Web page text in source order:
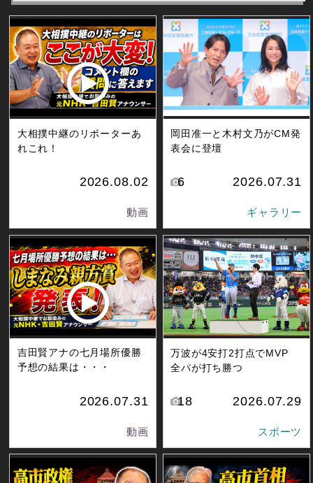
大相撲中継のリポーターあ
れこれ！
2026.08.02
動画
岡田准一と木村文乃がCM発
表会に登壇
6 2026.07.31
ギャラリー
吉田賢アナの七月場所優勝
予想の結果は・・・
2026.07.31
動画
万波が4安打2打点でMVP
全パが打ち勝つ
18 2026.07.29
スポーツ